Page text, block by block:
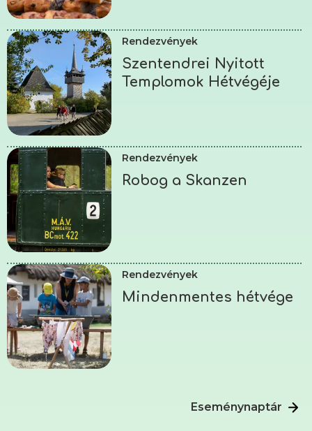
Rendezvények
Szentendrei Nyitott
Templomok Hétvégéje
Rendezvények
Robog a Skanzen
Rendezvények
Mindenmentes hétvége
Eseménynaptár